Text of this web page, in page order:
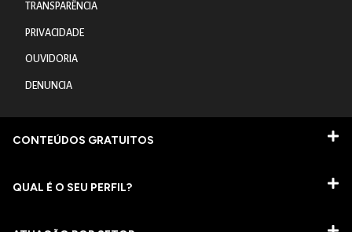
TRANSPARÊNCIA
PRIVACIDADE
OUVIDORIA
DENUNCIA
CONTEÚDOS GRATUITOS
QUAL É O SEU PERFIL?